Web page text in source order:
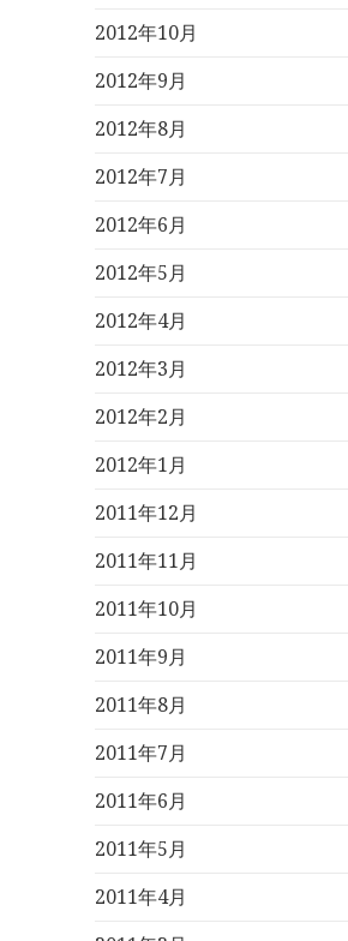
2012年10月
2012年9月
2012年8月
2012年7月
2012年6月
2012年5月
2012年4月
2012年3月
2012年2月
2012年1月
2011年12月
2011年11月
2011年10月
2011年9月
2011年8月
2011年7月
2011年6月
2011年5月
2011年4月